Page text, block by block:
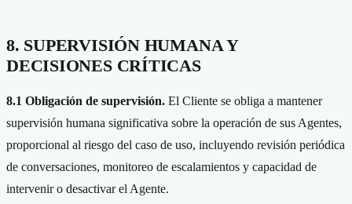
8. SUPERVISIÓN HUMANA Y
DECISIONES CRÍTICAS
8.1 Obligación de supervisión. El Cliente se obliga a mantener
supervisión humana significativa sobre la operación de sus Agentes,
proporcional al riesgo del caso de uso, incluyendo revisión periódica
de conversaciones, monitoreo de escalamientos y capacidad de
intervenir o desactivar el Agente.